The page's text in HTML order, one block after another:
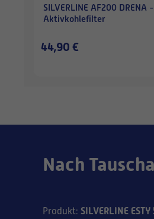
SILVERLINE AF200 DRENA -
Aktivkohlefilter
44,90 €
Nach
Produkt: SILVERLINE